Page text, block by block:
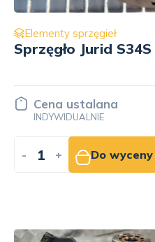
Elementy sprzęgieł
Sprzęgło Lato
1 600.00 PLN
NETTO
- + Do koszyka